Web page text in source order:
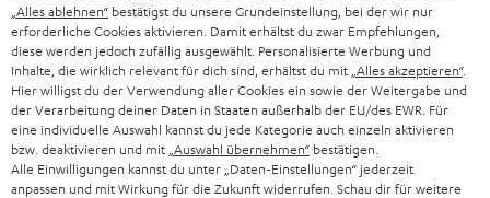
„… eine klare Kaufempfehlung.“
www.androidkosmos.de
07.05.2018
Mehr...
„Alles ablehnen“ bestätigst du unsere Grundeinstellung, bei der wir nur
erforderliche Cookies aktivieren. Damit erhältst du zwar Empfehlungen,
diese werden jedoch zufällig ausgewählt. Personalisierte Werbung und
Inhalte, die wirklich relevant für dich sind, erhältst du mit „Alles akzeptieren“.
Hier willigst du der Verwendung aller Cookies ein sowie der Weitergabe und
der Verarbeitung deiner Daten in Staaten außerhalb der EU/des EWR. Für
eine individuelle Auswahl kannst du jede Kategorie auch einzeln aktivieren
bzw. deaktivieren und mit „Auswahl übernehmen“ bestätigen.
Alle Einwilligungen kannst du unter „Daten-Einstellungen“ jederzeit
anpassen und mit Wirkung für die Zukunft widerrufen. Schau dir für weitere